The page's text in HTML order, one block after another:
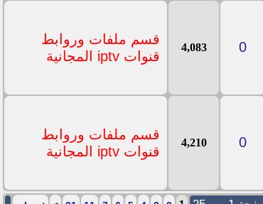
0
4,083
قسم ملفات وروابط
قنوات iptv المجانية
0
4,210
قسم ملفات وروابط
قنوات iptv المجانية